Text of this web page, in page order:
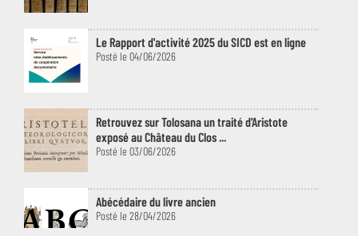
Le Rapport d'activité 2025 du SICD est en ligne
Posté le 04/06/2026
Retrouvez sur Tolosana un traité d'Aristote
exposé au Château du Clos ...
Posté le 03/06/2026
Abécédaire du livre ancien
Posté le 28/04/2026